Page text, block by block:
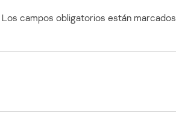
Los campos obligatorios están marcados